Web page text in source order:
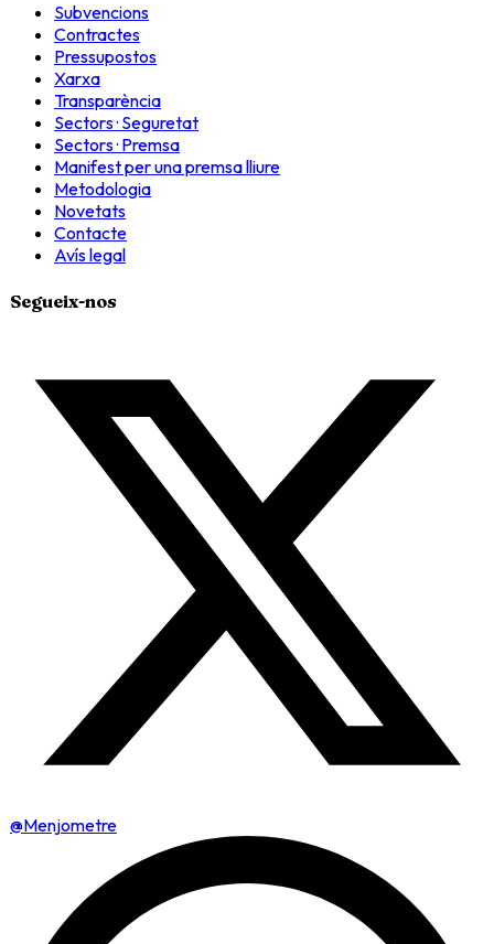
Subvencions
Contractes
Pressupostos
Xarxa
Transparència
Sectors · Seguretat
Sectors · Premsa
Manifest per una premsa lliure
Metodologia
Novetats
Contacte
Avís legal
Segueix-nos
@Menjometre